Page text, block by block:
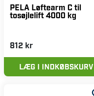
PELA Løftearm C til
tosøjlelift 4000 kg
812 kr
LÆG I INDKØBSKURV